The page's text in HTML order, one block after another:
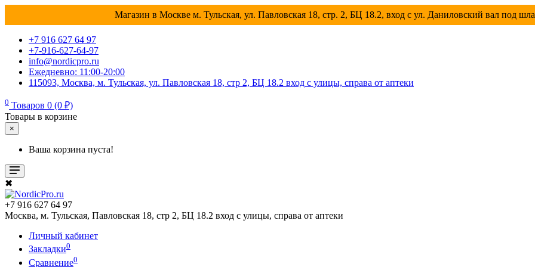
Магазин в Москве м. Тульская, ул. Павловская 18, стр. 2, БЦ 18.2, вход с ул. Даниловский вал под
+7 916 627 64 97
+7-916-627-64-97
info@nordicpro.ru
Ежедневно: 11:00-20:00
115093, Москва, м. Тульская, ул. Павловская 18, стр 2, БЦ 18.2 вход с улицы, справа от аптеки
0 Товаров 0 (0 ₽)
Товары в корзине
×
Ваша корзина пуста!
✖
+7 916 627 64 97
Москва, м. Тульская, Павловская 18, стр 2, БЦ 18.2 вход с улицы, справа от аптеки
Личный кабинет
Закладки0
Сравнение0